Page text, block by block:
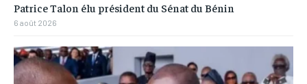
Patrice Talon élu président du Sénat du Bénin
6 août 2026